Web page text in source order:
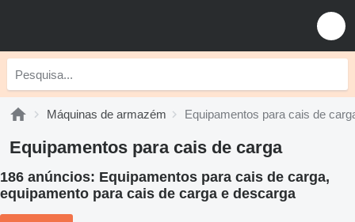
Máquinas de armazém Equipamentos para cais de
Equipamentos para cais de carga
186 anúncios: Equipamentos para cais de carga,
equipamento para cais de carga e descarga